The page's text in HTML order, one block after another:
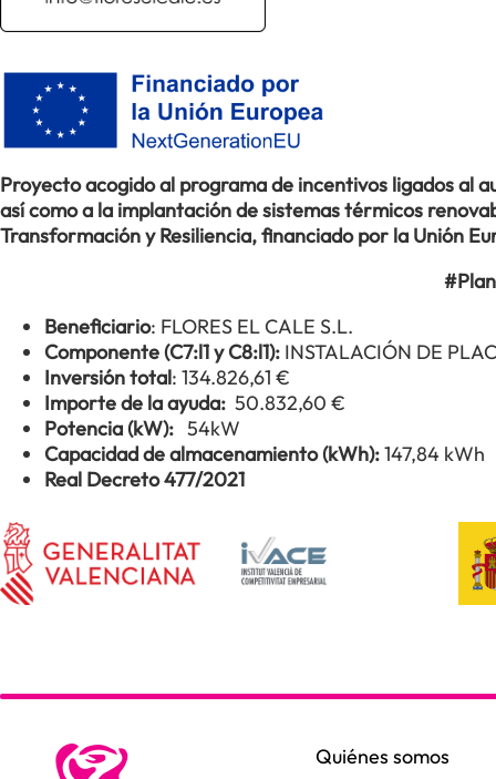
Proyecto acogido al programa de incentivos ligados al
así como a la implantación de sistemas térmicos
Transformación y Resiliencia, financiado por la Unión
Beneficiario: FLORES EL CALE S.L.
Componente (C7:l1 y C8:l1): INSTALACIÓN DE
Inversión total: 134.826,61 €
Importe de la ayuda: 50.832,60 €
Potencia (kW): 54kW
Capacidad de almacenamiento (kWh):147,84 kWh
Real Decreto 477/2021
Quiénes somos